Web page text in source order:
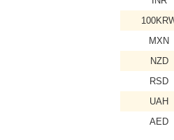
MXN
NZD
RSD
UAH
AED